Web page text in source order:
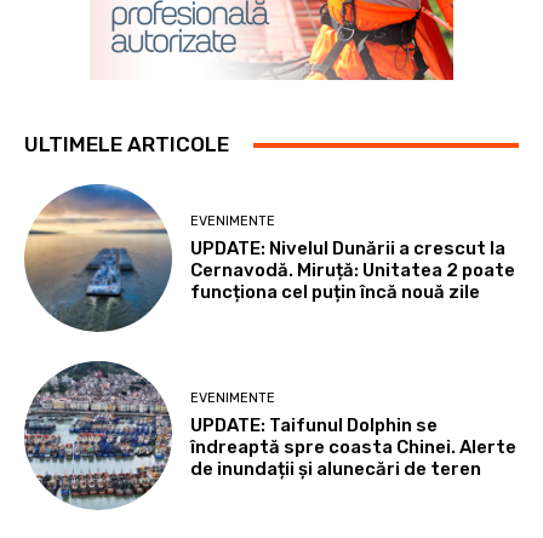
ULTIMELE ARTICOLE
EVENIMENTE
UPDATE: Nivelul Dunării a crescut la
Cernavodă. Miruță: Unitatea 2 poate
funcționa cel puțin încă nouă zile
EVENIMENTE
UPDATE: Taifunul Dolphin se
îndreaptă spre coasta Chinei. Alerte
de inundații și alunecări de teren